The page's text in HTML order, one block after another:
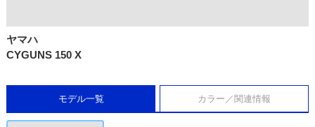
ヤマハ
CYGUNS 150 X
モデル一覧 カラー／関連情報